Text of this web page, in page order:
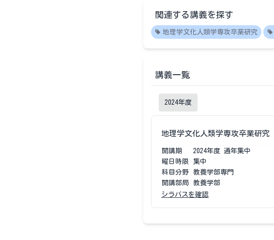
関連する講義を探す
地理学文化人類学専攻卒業研究
講義一覧
2024年度
地理学文化人類学専攻卒業研究
開講期 2024年度 通年集中
曜日時限
集中
科目分野
教養学部専門
開講部局
教養学部
シラバスを確認